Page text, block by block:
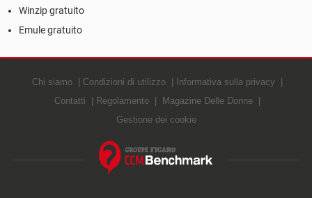
Winzip gratuito
Emule gratuito
Chi siamo Condizioni di utilizzo
Informativa sulla privacy
Contatti
Regolamento
Magazine Delle Donne
Gestione dei cookie